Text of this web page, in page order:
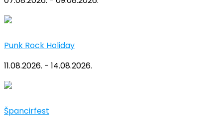
Punk Rock Holiday
11.08.2026. - 14.08.2026.
Špancirfest